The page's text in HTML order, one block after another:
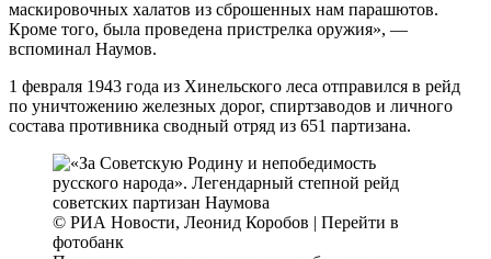
маскировочных халатов из сброшенных нам парашютов.
Кроме того, была проведена пристрелка оружия», —
вспоминал Наумов.
1 февраля 1943 года из Хинельского леса отправился в рейд
по уничтожению железных дорог, спиртзаводов и личного
состава противника сводный отряд из 651 партизана.
© РИА Новости, Леонид Коробов | Перейти в
фотобанк